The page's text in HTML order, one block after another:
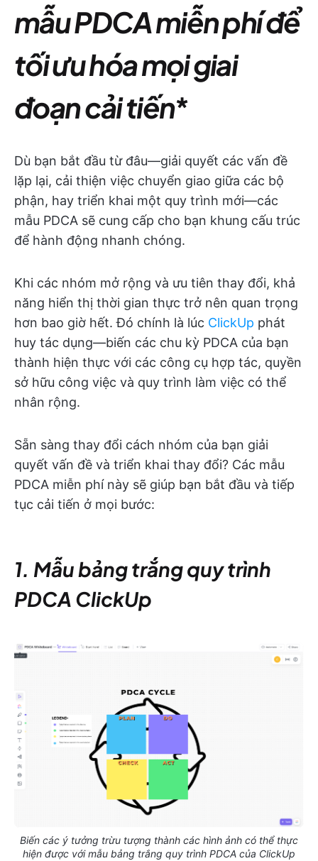
mẫu PDCA miễn phí để
tối ưu hóa mọi giai
đoạn cải tiến*
Dù bạn bắt đầu từ đâu—giải quyết các vấn đề
lặp lại, cải thiện việc chuyển giao giữa các bộ
phận, hay triển khai một quy trình mới—các
mẫu PDCA sẽ cung cấp cho bạn khung cấu trúc
để hành động nhanh chóng.
Khi các nhóm mở rộng và ưu tiên thay đổi, khả
năng hiển thị thời gian thực trở nên quan trọng
hơn bao giờ hết. Đó chính là lúc ClickUp phát
huy tác dụng—biến các chu kỳ PDCA của bạn
thành hiện thực với các công cụ hợp tác, quyền
sở hữu công việc và quy trình làm việc có thể
nhân rộng.
Sẵn sàng thay đổi cách nhóm của bạn giải
quyết vấn đề và triển khai thay đổi? Các mẫu
PDCA miễn phí này sẽ giúp bạn bắt đầu và tiếp
tục cải tiến ở mọi bước:
1. Mẫu bảng trắng quy trình
PDCA ClickUp
Biến các ý tưởng trừu tượng thành các hình ảnh có thể thực
hiện được với mẫu bảng trắng quy trình PDCA của ClickUp